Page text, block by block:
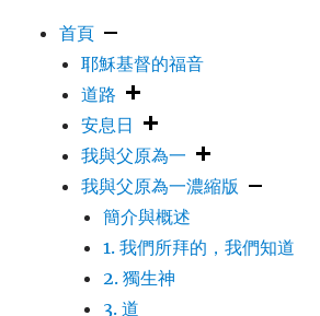
首頁
耶穌基督的福音
道路
安息日
我與父原為一
我與父原為一濃縮版
簡介與概述
1. 我們所拜的，我們知道
2. 獨生神
3. 道